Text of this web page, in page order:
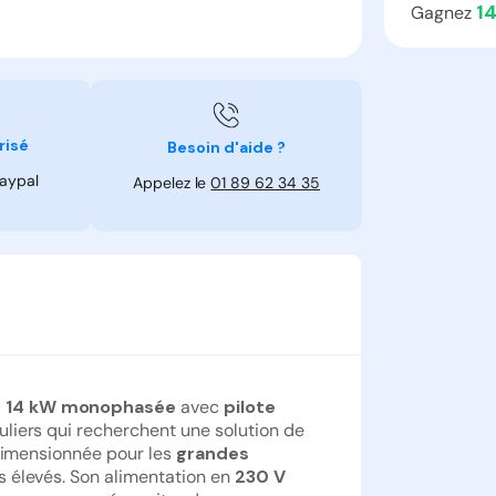
Gagnez
Besoin d'aide ?
Appelez le01 89 62 34 35
kW monophasée avec pilote
qui recherchent une solution de
pour les grandes
Son alimentation en 230 V